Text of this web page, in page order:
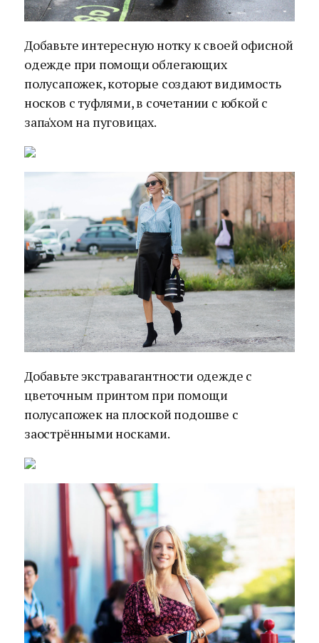
Добавьте интересную нотку к своей офисной
одежде при помощи облегающих
полусапожек, которые создают видимость
носков с туфлями, в сочетании с юбкой с
запа̒хом на пуговицах.
Добавьте экстравагантности одежде с
цветочным принтом при помощи
полусапожек на плоской подошве с
заострёнными носками.